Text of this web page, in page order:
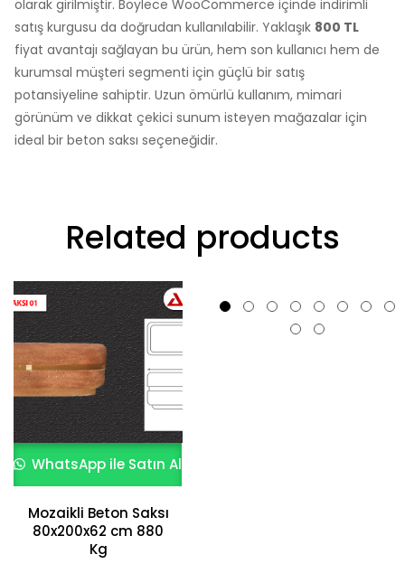
olarak girilmiştir. Böylece WooCommerce içinde indirimli
satış kurgusu da doğrudan kullanılabilir. Yaklaşık 800 TL
fiyat avantajı sağlayan bu ürün, hem son kullanıcı hem de
kurumsal müşteri segmenti için güçlü bir satış
potansiyeline sahiptir. Uzun ömürlü kullanım, mimari
görünüm ve dikkat çekici sunum isteyen mağazalar için
ideal bir beton saksı seçeneğidir.
Related products
WhatsApp ile Satın Al
Mozaikli Beton Saksı
80x200x62 cm 880
Kg